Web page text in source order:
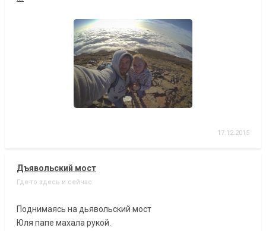
17.12.2015
Дъявольский мост
Где-то здесь и сейчас
Поднимаясь на дьявольский мост
Юля папе махала рукой.